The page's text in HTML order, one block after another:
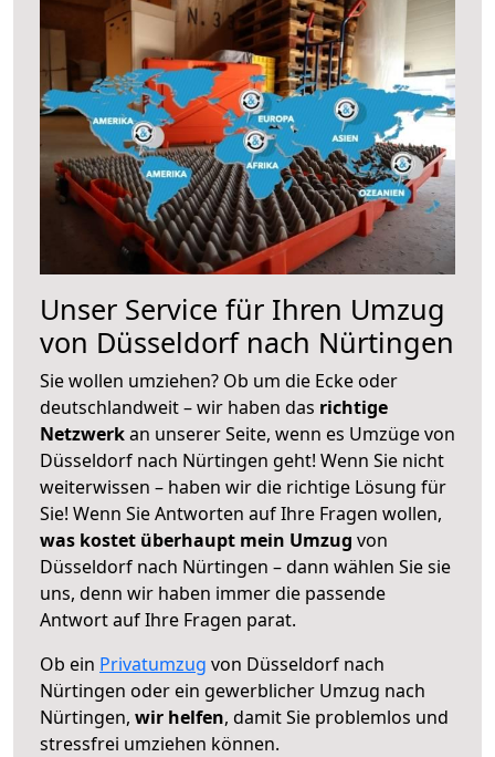
Unser Service für Ihren Umzug
von Düsseldorf nach Nürtingen
Sie wollen umziehen? Ob um die Ecke oder
deutschlandweit – wir haben das richtige
Netzwerkan unserer Seite, wenn es Umzüge von
Düsseldorf nach Nürtingen geht! Wenn Sie nicht
weiterwissen – haben wir die richtige Lösung für
Sie! Wenn Sie Antworten auf Ihre Fragen wollen,
was kostet überhaupt mein Umzug von
Düsseldorf nach Nürtingen – dann wählen Sie sie
uns, denn wir haben immer die passende
Antwort auf Ihre Fragen parat.
Ob ein Privatumzug von Düsseldorf nach
Nürtingen oder ein gewerblicher Umzug nach
Nürtingen, wir helfen, damit Sie problemlos und
stressfrei umziehen können.